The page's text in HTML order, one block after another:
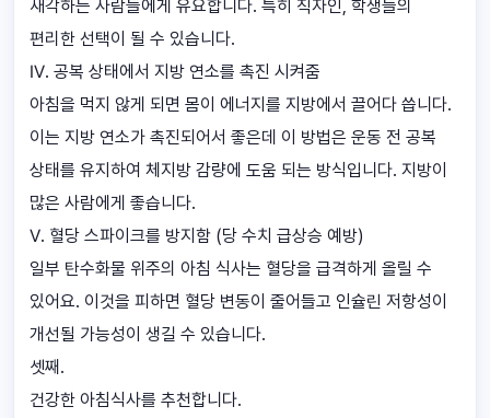
새각하는 사람들에게 유요합니다. 특히 직자인, 학생들의
편리한 선택이 될 수 있습니다.
Ⅳ. 공복 상태에서 지방 연소를 촉진 시켜줌
아침을 먹지 않게 되면 몸이 에너지를 지방에서 끌어다 씁니다.
이는 지방 연소가 촉진되어서 좋은데 이 방법은 운동 전 공복
상태를 유지하여 체지방 감량에 도움 되는 방식입니다. 지방이
많은 사람에게 좋습니다.
Ⅴ. 혈당 스파이크를 방지함 (당 수치 급상승 예방)
일부 탄수화물 위주의 아침 식사는 혈당을 급격하게 올릴 수
있어요. 이것을 피하면 혈당 변동이 줄어들고 인슐린 저항성이
개선될 가능성이 생길 수 있습니다.
셋째.
건강한 아침식사를 추천합니다.